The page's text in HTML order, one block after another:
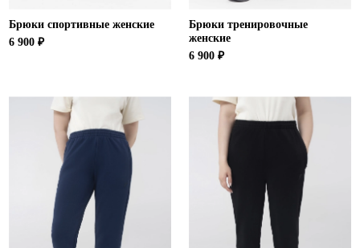
Брюки спортивные женские
6 900 ₽
Брюки тренировочные
женские
6 900 ₽